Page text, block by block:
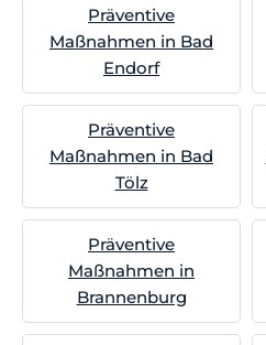
Präventive
Maßnahmen in Bad
Endorf
Präventive
Maßnahmen in Bad
Tölz
Präventive
Maßnahmen in
Brannenburg